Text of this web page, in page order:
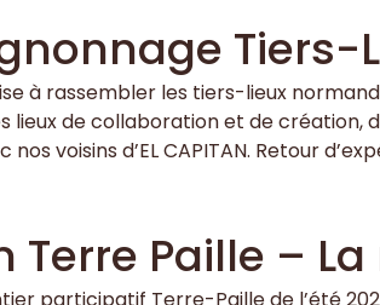
Tiers-
à rassembler les tiers-lieux
lieux de collaboration et de création,
voisins d’EL CAPITAN. Retour
Terre Paille –
participatif Terre-Paille de l’été